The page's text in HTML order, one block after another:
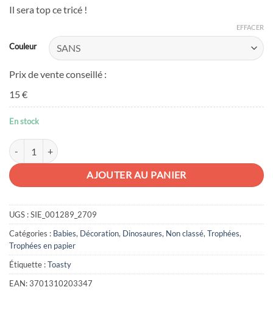
Il sera top ce tricé !
Couleur
EFFACER
Prix de vente conseillé :
15 €
En stock
quantité de Trophée Babies Tricératops
AJOUTER AU PANIER
UGS :SIE_001289_2709
Catégories : Babies, Décoration, Dinosaures, Non classé, Trophées,
Trophées en papier
Étiquette :Toasty
EAN:3701310203347